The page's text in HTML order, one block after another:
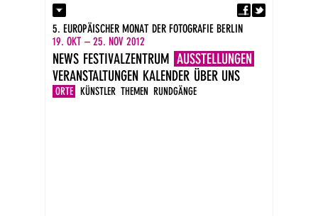
Kontakt
Presse
Impressum
DE
EN
5. EUROPÄISCHER MONAT DER FOTOGRAFIE BERLIN
19. OKT – 25. NOV 2012
NEWS FESTIVALZENTRUM AUSSTELLUNGEN
ORTE KÜNSTLER THEMEN RUNDGÄNGE
VERANSTALTUNGEN KALENDER ÜBER UNS